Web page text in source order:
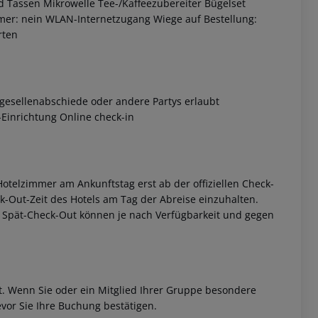
Mikrowelle Tee-/Kaffeezubereiter Bügelset
nein WLAN-Internetzugang Wiege auf Bestellung:
oder andere Partys erlaubt
Online check-in
am Ankunftstag erst ab der offiziellen Check-
Out-Zeit des Hotels am Tag der Abreise einzuhalten.
Check-Out können je nach Verfügbarkeit und gegen
Sie oder ein Mitglied Ihrer Gruppe besondere
Sie Ihre Buchung bestätigen.